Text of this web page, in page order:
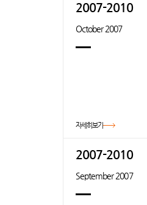
2007-2010
October 2007
자세히보기
2007-2010
September 2007